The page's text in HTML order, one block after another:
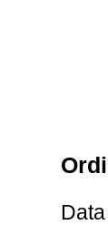
Data